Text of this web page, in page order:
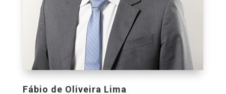
Fábio de Oliveira Lima